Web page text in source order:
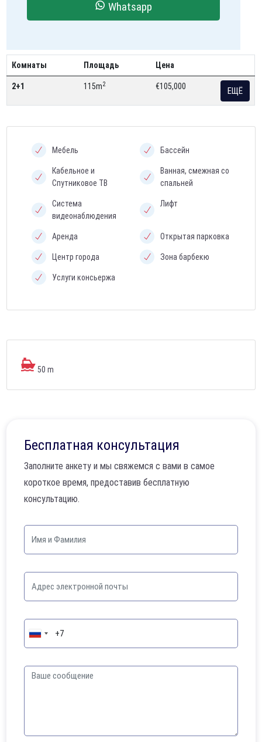
Whatsapp
Комнаты Площадь Цена
2+1 115m2 €105,000 ЕЩЁ
Мебель Бассейн
Кабельное и
Спутниковое ТВ
Ванная, смежная со
спальней
Система
видеонаблюдения
Лифт
Аренда Открытая парковка
Центр города Зона барбекю
Услуги консьержа
50 m
Бесплатная консультация
Заполните анкету и мы свяжемся с вами в самое
короткое время, предоставив бесплатную
консультацию.